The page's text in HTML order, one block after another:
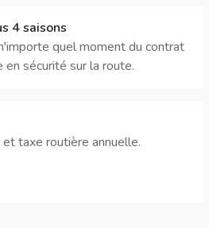
4 saisons
quel moment du contrat
sécurité sur la route.
taxe routière annuelle.